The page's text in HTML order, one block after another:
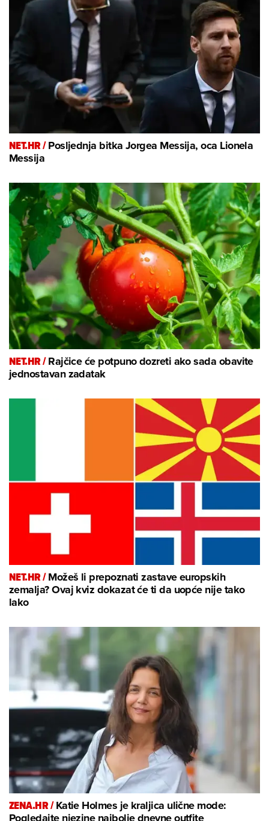
NET.HR /Posljednja bitka Jorgea Messija, oca Lionela
Messija
NET.HR /Rajčice će potpuno dozreti ako sada obavite
jednostavan zadatak
NET.HR /Možeš li prepoznati zastave europskih
zemalja? Ovaj kviz dokazat će ti da uopće nije tako
lako
ZENA.HR /Katie Holmes je kraljica ulične mode:
Pogledajte njezine najbolje dnevne outfite